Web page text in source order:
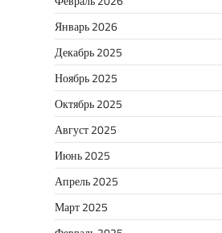
Январь 2026
Декабрь 2025
Ноябрь 2025
Октябрь 2025
Август 2025
Июнь 2025
Апрель 2025
Март 2025